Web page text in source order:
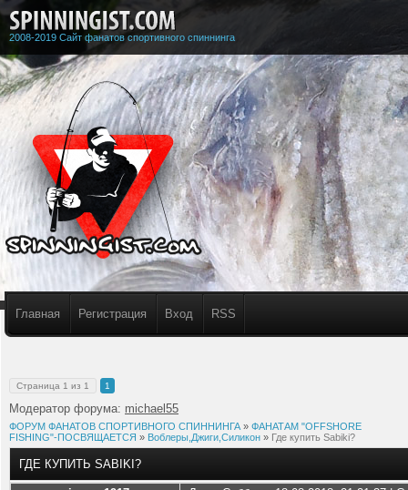
2008-2019 Сайт фанатов спортивного спиннинга
Главная Регистрация Вход RSS
Страница 1 из 1 1
Модератор форума: michael55
ФОРУМ ФАНАТОВ СПОРТИВНОГО СПИННИНГА » ФАНАТАМ "OFFSHORE
FISHING"-ПОСВЯЩАЕТСЯ » Воблеры,Джиги,Силикон » Где купить Sabiki?
ГДЕ КУПИТЬ SABIKI?